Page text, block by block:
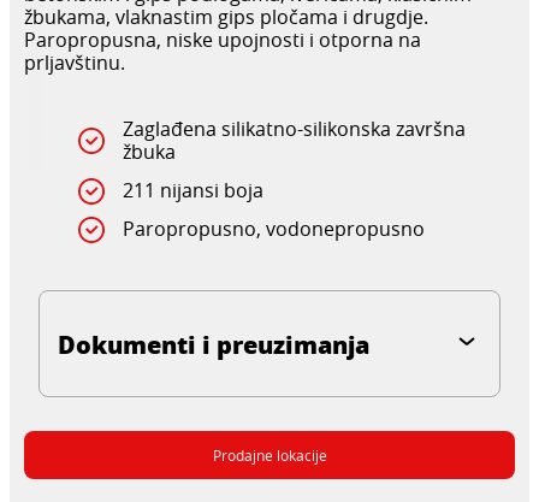
žbukama, vlaknastim gips pločama i drugdje.
Paropropusna, niske upojnosti i otporna na
prljavštinu.
Zaglađena silikatno-silikonska završna
žbuka
211 nijansi boja
Paropropusno, vodonepropusno
Dokumenti i preuzimanja
Prodajne lokacije